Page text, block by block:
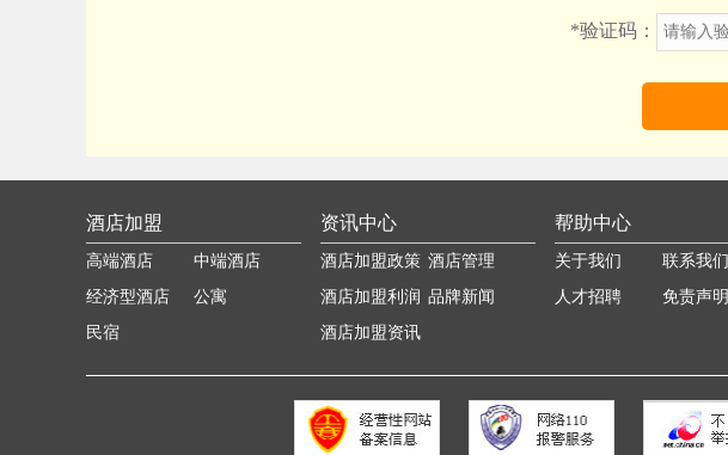
*验证码：
酒店加盟
高端酒店
中端酒店
经济型酒店
公寓
民宿
资讯中心
酒店加盟政策 酒店管理
酒店加盟利润
分析
品牌新闻
酒店加盟资讯
帮助中心
关于我们
联系我们
人才招聘
免责声明